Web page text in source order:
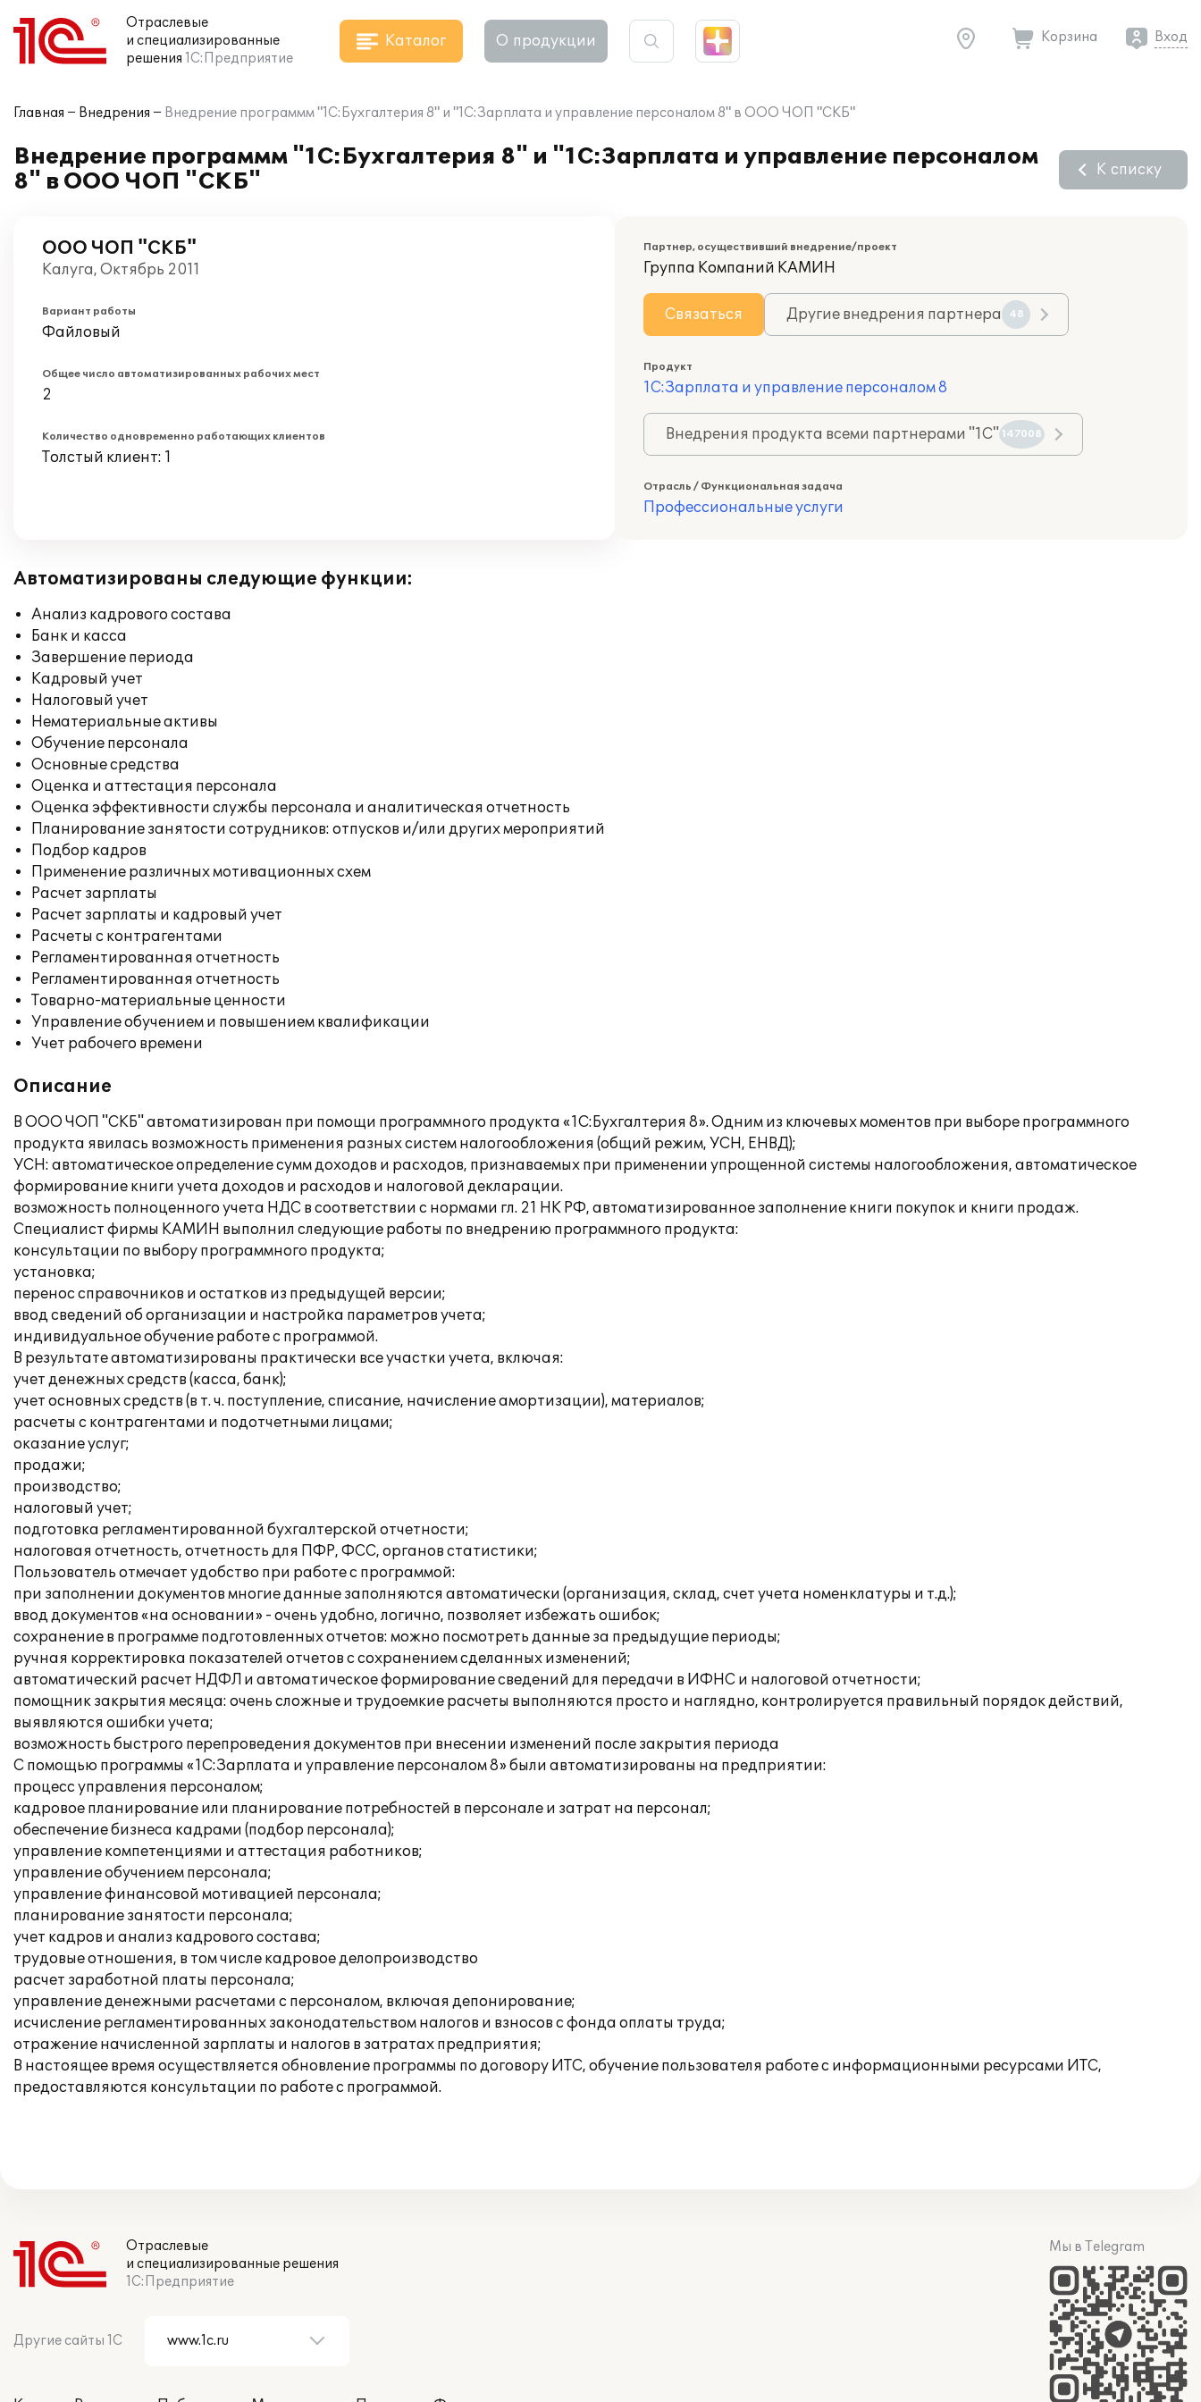
Отраслевые
и специализированные
решения 1С:Предприятие
Каталог О продукции Корзина Вход
Главная Внедрения Внедрение программм "1С:Бухгалтерия 8" и "1С:Зарплата и управление персоналом 8" в ООО ЧОП "СКБ"
Внедрение программм "1С:Бухгалтерия 8" и "1С:Зарплата и управление персоналом
8" в ООО ЧОП "СКБ"
К списку
ООО ЧОП "СКБ"
Калуга, Октябрь 2011
Вариант работы
Файловый
Общее число автоматизированных рабочих мест
2
Количество одновременно работающих клиентов
Толстый клиент: 1
Партнер, осуществивший внедрение/проект
Группа Компаний КАМИН
Связаться Другие внедрения партнера 48
Продукт
1С:Зарплата и управление персоналом 8
Внедрения продукта всеми партнерами "1С" 147008
Отрасль / Функциональная задача
Профессиональные услуги
Автоматизированы следующие функции:
Анализ кадрового состава
Банк и касса
Завершение периода
Кадровый учет
Налоговый учет
Нематериальные активы
Обучение персонала
Основные средства
Оценка и аттестация персонала
Оценка эффективности службы персонала и аналитическая отчетность
Планирование занятости сотрудников: отпусков и/или других мероприятий
Подбор кадров
Применение различных мотивационных схем
Расчет зарплаты
Расчет зарплаты и кадровый учет
Расчеты с контрагентами
Регламентированная отчетность
Регламентированная отчетность
Товарно-материальные ценности
Управление обучением и повышением квалификации
Учет рабочего времени
Описание
В ООО ЧОП "СКБ" автоматизирован при помощи программного продукта «1С:Бухгалтерия 8». Одним из ключевых моментов при выборе программного
продукта явилась возможность применения разных систем налогообложения (общий режим, УСН, ЕНВД);
УСН: автоматическое определение сумм доходов и расходов, признаваемых при применении упрощенной системы налогообложения, автоматическое
формирование книги учета доходов и расходов и налоговой декларации.
возможность полноценного учета НДС в соответствии с нормами гл. 21 НК РФ, автоматизированное заполнение книги покупок и книги продаж.
Специалист фирмы КАМИН выполнил следующие работы по внедрению программного продукта:
консультации по выбору программного продукта;
установка;
перенос справочников и остатков из предыдущей версии;
ввод сведений об организации и настройка параметров учета;
индивидуальное обучение работе с программой.
В результате автоматизированы практически все участки учета, включая:
учет денежных средств (касса, банк);
учет основных средств (в т. ч. поступление, списание, начисление амортизации), материалов;
расчеты с контрагентами и подотчетными лицами;
оказание услуг;
продажи;
производство;
налоговый учет;
подготовка регламентированной бухгалтерской отчетности;
налоговая отчетность, отчетность для ПФР, ФСС, органов статистики;
Пользователь отмечает удобство при работе с программой:
при заполнении документов многие данные заполняются автоматически (организация, склад, счет учета номенклатуры и т.д.);
ввод документов «на основании» - очень удобно, логично, позволяет избежать ошибок;
сохранение в программе подготовленных отчетов: можно посмотреть данные за предыдущие периоды;
ручная корректировка показателей отчетов с сохранением сделанных изменений;
автоматический расчет НДФЛ и автоматическое формирование сведений для передачи в ИФНС и налоговой отчетности;
помощник закрытия месяца: очень сложные и трудоемкие расчеты выполняются просто и наглядно, контролируется правильный порядок действий,
выявляются ошибки учета;
возможность быстрого перепроведения документов при внесении изменений после закрытия периода
С помощью программы «1С:Зарплата и управление персоналом 8» были автоматизированы на предприятии:
процесс управления персоналом;
кадровое планирование или планирование потребностей в персонале и затрат на персонал;
обеспечение бизнеса кадрами (подбор персонала);
управление компетенциями и аттестация работников;
управление обучением персонала;
управление финансовой мотивацией персонала;
планирование занятости персонала;
учет кадров и анализ кадрового состава;
трудовые отношения, в том числе кадровое делопроизводство
расчет заработной платы персонала;
управление денежными расчетами с персоналом, включая депонирование;
исчисление регламентированных законодательством налогов и взносов с фонда оплаты труда;
отражение начисленной зарплаты и налогов в затратах предприятия;
В настоящее время осуществляется обновление программы по договору ИТС, обучение пользователя работе с информационными ресурсами ИТС,
предоставляются консультации по работе с программой.
Отраслевые
и специализированные решения
1С:Предприятие
Другие сайты 1С
Мы в Telegram